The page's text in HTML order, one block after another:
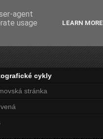
cykly
stránka
agent
usage
LEARN MORE